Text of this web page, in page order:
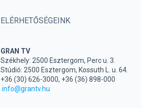
ELÉRHETŐSÉGEINK
GRAN TV
Székhely: 2500 Esztergom, Perc u. 3.
Stúdió: 2500 Esztergom, Kossuth L. u. 64.
+36 (30) 626-3000, +36 (36) 898-000
info@grantv.hu